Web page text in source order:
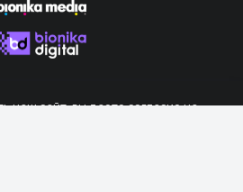
наш сайт, вы даете согласие на